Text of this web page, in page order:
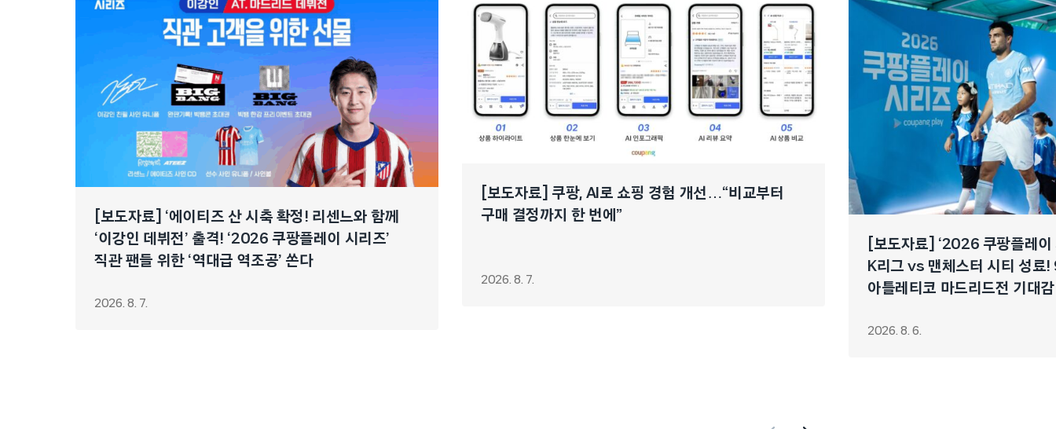
[보도자료] ‘에이티즈 산 시축 확정! 리센느와 함께
‘이강인 데뷔전’ 출격! ‘2026 쿠팡플레이 시리즈’
직관 팬들 위한 ‘역대급 역조공’ 쏜다
2026. 8. 7.
[보도자료] 쿠팡, AI로 쇼핑 경험 개선…“비교부터
구매 결정까지 한 번에”
2026. 8. 7.
[보도자료] ‘2026 쿠팡플레이
K리그 vs 맨체스터 시티 성료!
아틀레티코 마드리드전 기대
2026. 8. 6.